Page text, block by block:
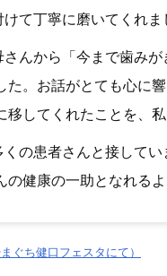
て丁寧に磨いてくれま
んから「今まで歯み
た。お話がとても心に
移してくれたことを、
の患者さんと接して
の健康の一助となれる
ぐち健口フェスタにて）